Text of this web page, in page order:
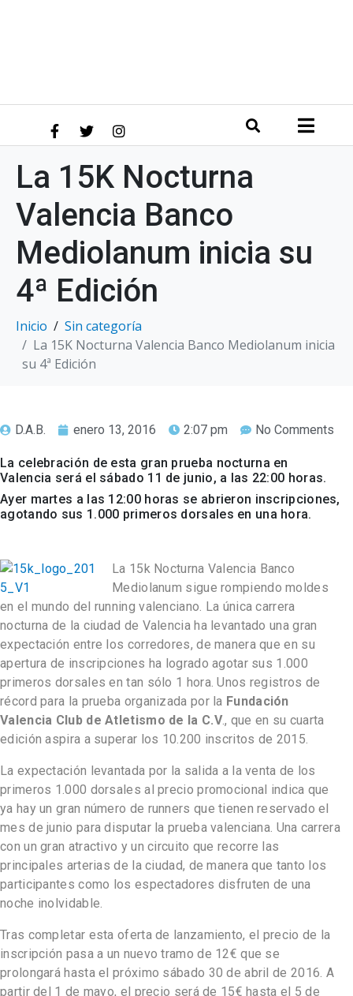
La 15K Nocturna
Valencia Banco
Mediolanum inicia su
4ª Edición
Inicio
Sin categoría
La 15K Nocturna Valencia Banco Mediolanum inicia
su 4ª Edición
D.A.B. enero 13, 2016 2:07 pm No Comments
La celebración de esta gran prueba nocturna en
Valencia será el sábado 11 de junio, a las 22:00 horas.
Ayer martes a las 12:00 horas se abrieron inscripciones,
agotando sus 1.000 primeros dorsales en una hora.
La 15k Nocturna Valencia Banco
Mediolanum sigue rompiendo moldes
en el mundo del running valenciano. La única carrera
nocturna de la ciudad de Valencia ha levantado una gran
expectación entre los corredores, de manera que en su
apertura de inscripciones ha logrado agotar sus 1.000
primeros dorsales en tan sólo 1 hora. Unos registros de
récord para la prueba organizada por la Fundación
Valencia Club de Atletismo de la C.V., que en su cuarta
edición aspira a superar los 10.200 inscritos de 2015.
La expectación levantada por la salida a la venta de los
primeros 1.000 dorsales al precio promocional indica que
ya hay un gran número de runners que tienen reservado el
mes de junio para disputar la prueba valenciana. Una carrera
con un gran atractivo y un circuito que recorre las
principales arterias de la ciudad, de manera que tanto los
participantes como los espectadores disfruten de una
noche inolvidable.
Tras completar esta oferta de lanzamiento, el precio de la
inscripción pasa a un nuevo tramo de 12€ que se
prolongará hasta el próximo sábado 30 de abril de 2016. A
partir del 1 de mayo, el precio será de 15€ hasta el 5 de